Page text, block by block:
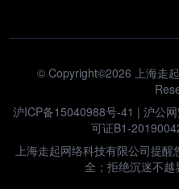
© Copyright©2026 上海走
沪ICP备15040988号-41 | 沪公
可证B1-
上海走起网络科技有限公司提
全；拒绝沉迷不